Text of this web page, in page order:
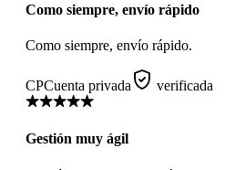
Como siempre, envío rápido
Como siempre, envío rápido.
CPCuenta privada verificada
Gestión muy ágil